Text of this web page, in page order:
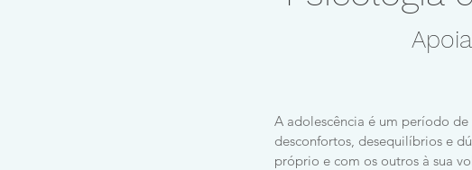
A adolescência é um período
desconfortos, desequilíbrios e
próprio e com os outros à sua